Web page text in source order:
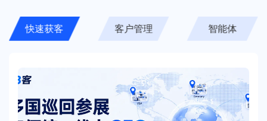
客户管理 智能体 全部